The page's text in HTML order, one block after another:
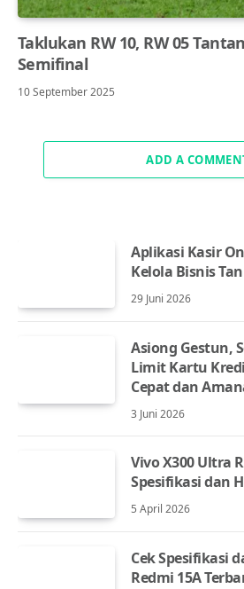
Taklukan RW 10, RW 05
Semifinal
10 September 2025
ADD A
Aplikasi Kasir
Kelola Bisnis
29 Juni 2026
Asiong Gestun,
Limit Kartu
Cepat dan
3 Juni 2026
Vivo X300 Ultra
Spesifikasi dan
5 April 2026
Cek Spesifikasi
Redmi 15A